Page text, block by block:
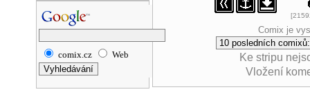
comix.cz Web
Comix je
Ke stripu
Vložení